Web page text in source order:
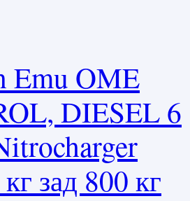
Emu OME
DIESEL 6
зад 800 кг